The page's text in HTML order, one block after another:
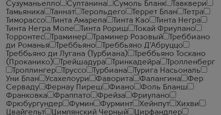
Сузуманьелло
Султанина Сумоль Бланк
Тавквери
Тамьяника
Таннат Терольдего Террет Блан
Тетра
Тиморассо
Тинта Амарела Тинта Као
Тинта Негра
Тинта Негра Моле
Тинта Рориш
Токай Фриулано
Торронтес
Траминер Траминер Розовый
Треббиано
ди Романья
Треббьяно
Треббьяно Д'Абруццо
Треббьяно ди Лугана (Турбиана)
Треббьяно Тоскано
(Проканико)
Трейшадура Тринкадейра
Тролленберг
Троллингер
Труссо Турбиана
Турига Насьональ
Уни Блан
Усахелоури Фаворита Фалангина
Фер
Серваду
Фернау Пиреш Фиано
Фоль Бланш
Франковка
Фраппато Фрейза
Фриулано
Фрюбургундер
Фумин Фурминт Хейнпут
Хихви
Цвайгельт
Цимлянский Черный
Цирфандлер